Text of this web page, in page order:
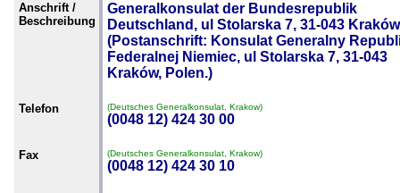
Anschrift /
Beschreibung
Generalkonsulat der Bundesrepublik
Deutschland, ul Stolarska 7, 31-043
(Postanschrift: Konsulat Generalny
Federalnej Niemiec, ul Stolarska 7, 31-043
Kraków, Polen.)
Telefon (Deutsches Generalkonsulat, Krakow)
(0048 12) 424 30 00
Fax (Deutsches Generalkonsulat, Krakow)
(0048 12) 424 30 10